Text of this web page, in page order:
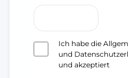
Ich habe die
und
und akzeptiert